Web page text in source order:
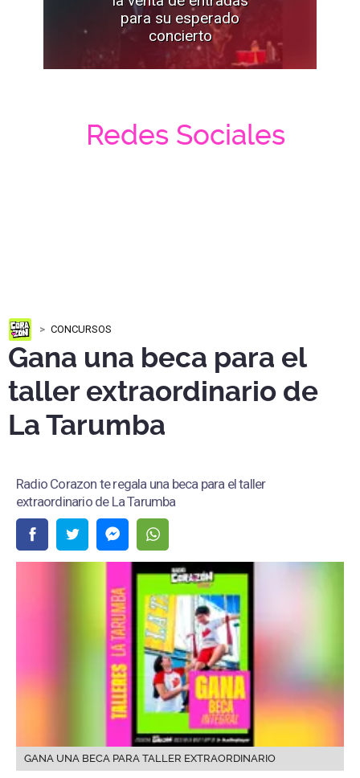
para su esperado
concierto
Redes Sociales
CONCURSOS
Gana una beca para el
taller extraordinario de
La Tarumba
Radio Corazon te regala una beca para el taller
extraordinario de La Tarumba
GANA UNA BECA PARA TALLER EXTRAORDINARIO